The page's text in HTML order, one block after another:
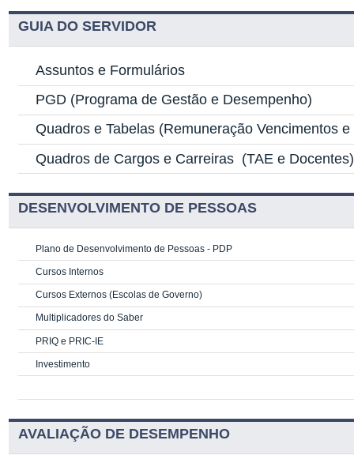
GUIA DO SERVIDOR
Assuntos e Formulários
PGD (Programa de Gestão e Desempenho)
Quadros e Tabelas (Remuneração Vencimentos
Quadros de Cargos e Carreiras (TAE e Docentes)
DESENVOLVIMENTO DE PESSOAS
Plano de Desenvolvimento de Pessoas - PDP
Cursos Internos
Cursos Externos (Escolas de Governo)
Multiplicadores do Saber
PRIQ e PRIC-IE
Investimento
AVALIAÇÃO DE DESEMPENHO